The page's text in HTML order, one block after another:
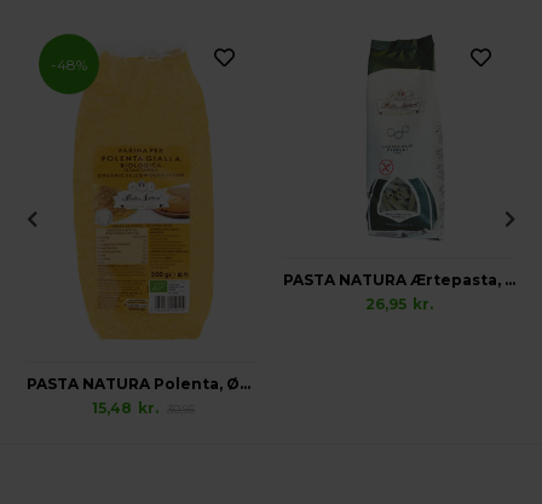
-48%
PASTA NATURA Polenta, Økologisk Glutenfri
15,48 kr.
PASTA NATURA Ærtepasta, Glutenfri
26,95 kr.